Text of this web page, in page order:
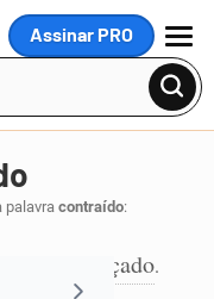
Assinar PRO
MENU
palavracontraído:
embaraçado.